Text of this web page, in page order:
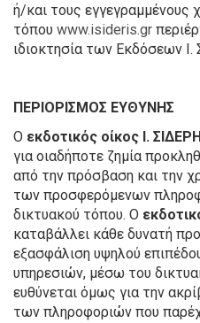
ή/και τους εγγεγραμμένους
τόπου www.isideris.gr
ιδιοκτησία των Εκδόσεων Ι.
ΠΕΡΙΟΡΙΣΜΟΣ ΕΥΘΥΝΗΣ
Ο εκδοτικός οίκος Ι.
για οιαδήποτε ζημία
από την πρόσβαση και την
των προσφερόμενων
δικτυακού τόπου. Ο
καταβάλλει κάθε δυνατή
εξασφάλιση υψηλού
υπηρεσιών, μέσω του
ευθύνεται όμως για την
των πληροφοριών που